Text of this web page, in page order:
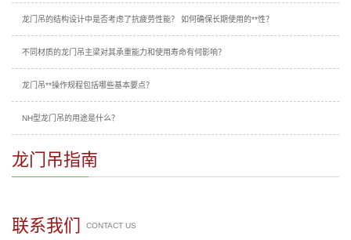
龙门吊的结构设计中是否考虑了抗疲劳性能？ 如何确保长期使用的**性？
不同材质的龙门吊主梁对其承重能力和使用寿命有何影响？
龙门吊**操作规程包括哪些基本要点？
NH型龙门吊的用途是什么？
龙门吊指南
联系我们 CONTACT US